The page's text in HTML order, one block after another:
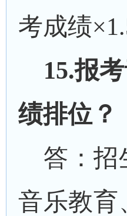
考成绩×
15.报
绩排位？
答：招
音乐教育